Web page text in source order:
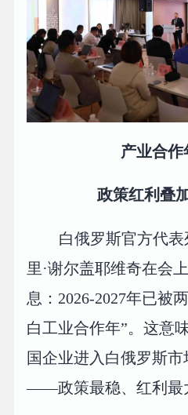
产业合作
政策红利叠
白俄罗斯官方代
里·谢尔盖耶维奇在会
息：2026-2027年已被
白工业合作年”。这意
国企业进入白俄罗斯
——政策最稳、红利最